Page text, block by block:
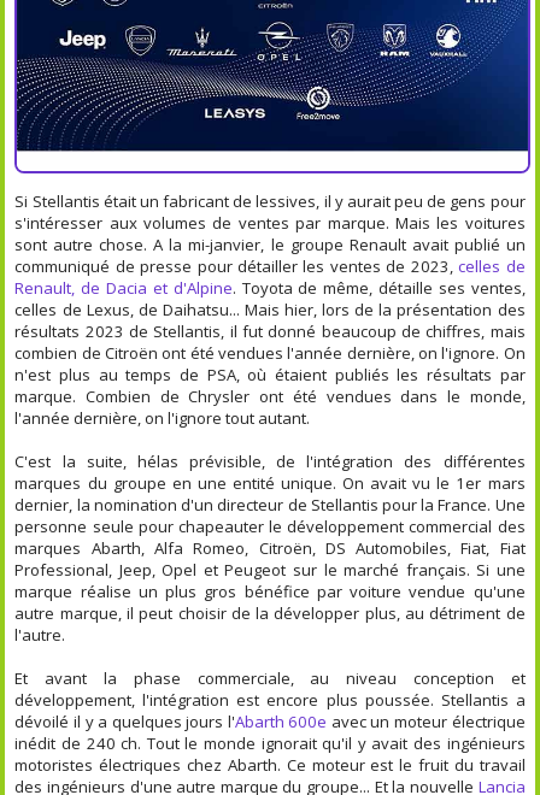
Si Stellantis était un fabricant de lessives, il y aurait peu de gens pour
s'intéresser aux volumes de ventes par marque. Mais les voitures
sont autre chose. A la mi-janvier, le groupe Renault avait publié un
communiqué de presse pour détailler les ventes de 2023,celles de
Renault, de Dacia et d'Alpine. Toyota de même, détaille ses ventes,
celles de Lexus, de Daihatsu... Mais hier, lors de la présentation des
résultats 2023 de Stellantis, il fut donné beaucoup de chiffres, mais
combien de Citroën ont été vendues l'année dernière, on l'ignore. On
n'est plus au temps de PSA, où étaient publiés les résultats par
marque. Combien de Chrysler ont été vendues dans le monde,
l'année dernière, on l'ignore tout autant.
C'est la suite, hélas prévisible, de l'intégration des différentes
marques du groupe en une entité unique. On avait vu le 1er mars
dernier, la nomination d'un directeur de Stellantis pour la France. Une
personne seule pour chapeauter le développement commercial des
marques Abarth, Alfa Romeo, Citroën, DS Automobiles, Fiat, Fiat
Professional, Jeep, Opel et Peugeot sur le marché français. Si une
marque réalise un plus gros bénéfice par voiture vendue qu'une
autre marque, il peut choisir de la développer plus, au détriment de
l'autre.
Et avant la phase commerciale, au niveau conception et
développement, l'intégration est encore plus poussée. Stellantis a
dévoilé il y a quelques jours l'Abarth 600e avec un moteur électrique
inédit de 240 ch. Tout le monde ignorait qu'il y avait des ingénieurs
motoristes électriques chez Abarth. Ce moteur est le fruit du travail
des ingénieurs d'une autre marque du groupe... Et la nouvelle Lancia